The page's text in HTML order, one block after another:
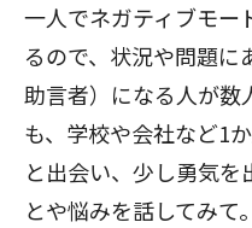
一人でネガティブモー
るので、状況や問題に
助言者）になる人が数
も、学校や会社など1
と出会い、少し勇気を
とや悩みを話してみて。